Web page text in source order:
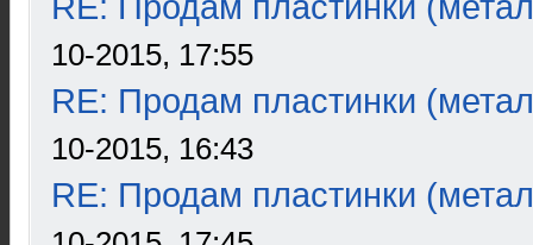
10-2015, 17:55
RE: Продам пластинки
10-2015, 16:43
RE: Продам пластинки